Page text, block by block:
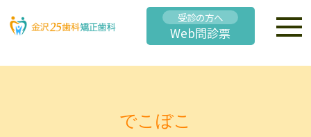
受診の方へ
Web問診票
でこぼこ